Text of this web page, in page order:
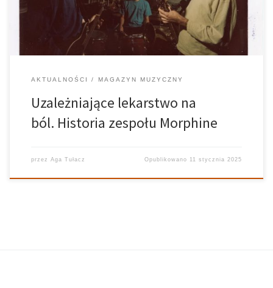
Zjednoczonych wydano […]
AKTUALNOŚCI MAGAZYN MUZYCZNY
Uzależniające lekarstwo na
ból. Historia zespołu Morphine
przez Aga Tułacz Opublikowano 11 stycznia 2025